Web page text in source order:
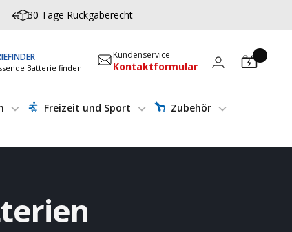
30 Tage Rückgaberecht
Batterie finden
Kundenservice
Kontaktformular
Freizeit und Sport
Zubehör